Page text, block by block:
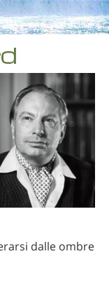
dalle ombre